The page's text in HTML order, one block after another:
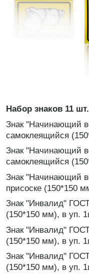
Набор знаков 11
Знак "Начинающий
самоклеящийся
Знак "Начинающий
самоклеящийся
Знак "Начинающий
присоске (150*150
Знак "Инвалид"
(150*150 мм), в уп.
Знак "Инвалид"
(150*150 мм), в уп.
Знак "Инвалид"
(150*150 мм), в уп.